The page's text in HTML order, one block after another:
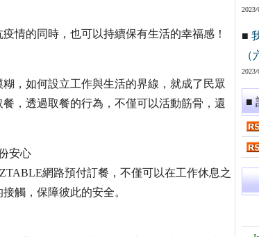
情的同時，也可以持續保有生活的幸福感！
，如何設立工作與生活的界線，就成了民眾
，透過取餐的行為，不僅可以活動筋骨，還
安心
網路預付訂餐，不僅可以在工作休息之
觸，保障彼此的安全。
2023/
■
2023/
■